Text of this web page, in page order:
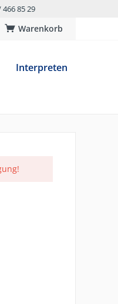
85 29
Warenkorb
Interpreten